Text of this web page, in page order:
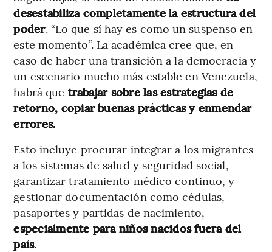
desestabiliza completamente la estructura del
poder. “Lo que sí hay es como un suspenso en
este momento”. La académica cree que, en
caso de haber una transición a la democracia y
un escenario mucho más estable en Venezuela,
habrá que trabajar sobre las estrategias de
retorno, copiar buenas prácticas y enmendar
errores.
Esto incluye procurar integrar a los migrantes
a los sistemas de salud y seguridad social,
garantizar tratamiento médico continuo, y
gestionar documentación como cédulas,
pasaportes y partidas de nacimiento,
especialmente para niños nacidos fuera del
país.